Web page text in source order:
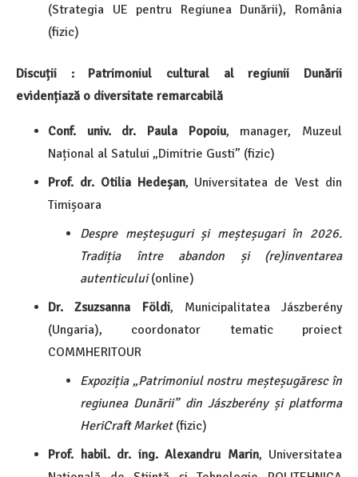
(Strategia UE pentru Regiunea Dunării), România
(fizic)
Discuții : Patrimoniul cultural al regiunii Dunării
evidențiază o diversitate remarcabilă
Conf. univ. dr. Paula Popoiu, manager, Muzeul
Național al Satului „Dimitrie Gusti” (fizic)
Prof. dr. Otilia Hedeșan, Universitatea de Vest din
Timișoara
Despre meșteșuguri și meșteșugari în 2026.
Tradiția între abandon și (re)inventarea
autenticului(online)
Dr. Zsuzsanna Földi, Municipalitatea Jászberény
(Ungaria), coordonator tematic proiect
COMMHERITOUR
Expoziția „Patrimoniul nostru meșteșugăresc în
regiunea Dunării” din Jászberény și platforma
HeriCraft Market(fizic)
Prof. habil. dr. ing. Alexandru Marin, Universitatea